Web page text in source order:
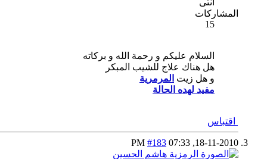
أنثى
المشاركات
15
السلام عليكم و رحمة الله و بركاته
هل هناك علاج للشيب المبكر
و هل زيت المرمرية
مفيد لهده الحالة
اقتباس
18-11-2010,
07:33 PM
#183